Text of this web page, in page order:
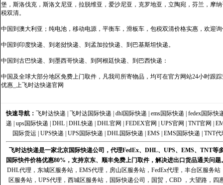
堡，斯洛伐克，斯洛文尼亚，拉脱维亚，爱沙尼亚，克罗地亚，立陶宛，芬兰，摩
税双清。
中国到澳大利亚；纯电池，移动电源，平衡车，滑板车，包税双清价格实惠，欢迎
中国到印度快递、到老挝快递、到孟加拉快递、到巴基斯坦快递。
中国到古巴快递、到墨西哥快递、到阿根廷快递、到巴西快递：
中国及全球大部分地区免费上门取件，凡我司所寄物品，均可在官方网站24小时跟
优惠_上飞时达快递官网
快速导航： 飞时达快递 飞时达国际快递 dhl国际快递 ems国际快递
fedex国际快
递
ups国际快递 DHL DHL快递 DHL官网 FEDEX官网 UPS官网 TNT官网
国际货运| UPS快递 UPS国际快递 DHL国际快递 EMS EMS国际快递 TNT代
飞时达快递是一家北京国际快递公司，代理FedEx、DHL、UPS、EMS、TNT
国际快件价格优惠80%，支持京东、顺丰免费上门取件，解决进出口货品通关问题
DHL代理 ， 东城区服务站 ， EMS代理 ， 房山区服务站 ， FedEx代理 ， 丰台区服务站
区服务站， UPS代理 ， 西城区服务站， 国际快递公司 ，国贸，CBD ，大望路，